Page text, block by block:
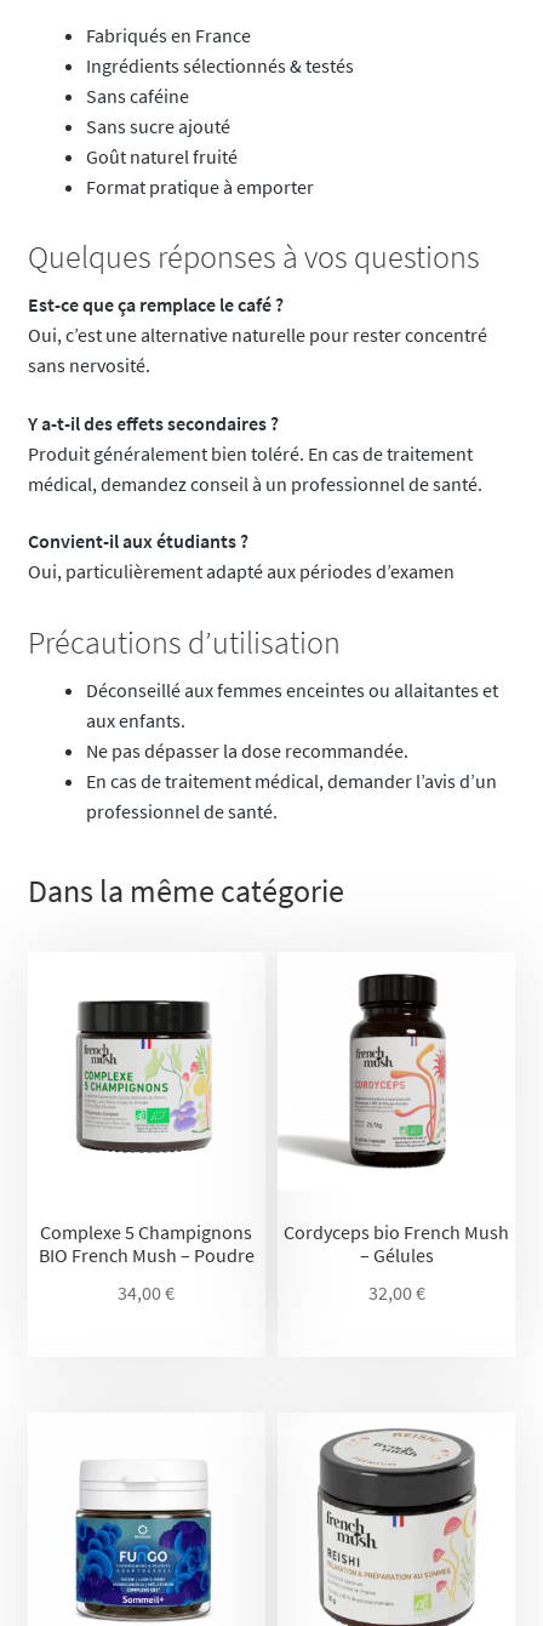
Fabriqués en France
Ingrédients sélectionnés & testés
Sans caféine
Sans sucre ajouté
Goût naturel fruité
Format pratique à emporter
Quelques réponses à vos questions
Est-ce que ça remplace le café ?
Oui, c’est une alternative naturelle pour rester concentré
sans nervosité.
Y a-t-il des effets secondaires ?
Produit généralement bien toléré. En cas de traitement
médical, demandez conseil à un professionnel de santé.
Convient-il aux étudiants ?
Oui, particulièrement adapté aux périodes d’examen
Précautions d’utilisation
Déconseillé aux femmes enceintes ou allaitantes et
aux enfants.
Ne pas dépasser la dose recommandée.
En cas de traitement médical, demander l’avis d’un
professionnel de santé.
Dans la même catégorie
Complexe 5 Champignons
BIO French Mush – Poudre
34,00€
Cordyceps bio French Mush
– Gélules
32,00€